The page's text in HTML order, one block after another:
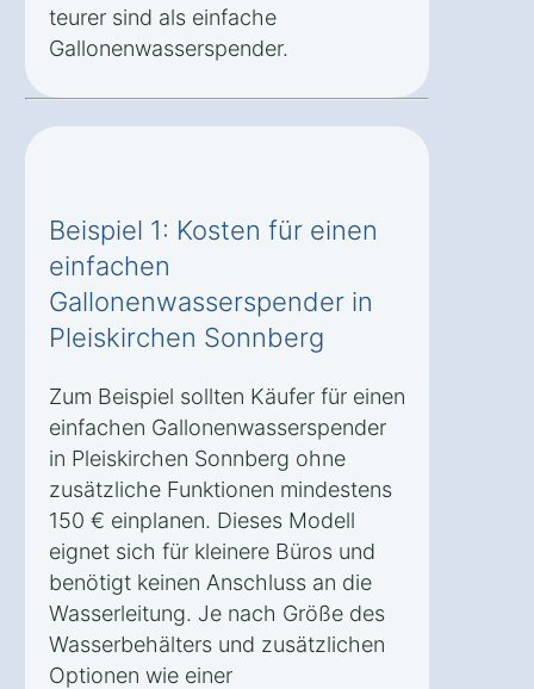
teurer sind als einfache
Gallonenwasserspender.
Beispiel 1: Kosten für einen
einfachen
Gallonenwasserspender in
Pleiskirchen Sonnberg
Zum Beispiel sollten Käufer für einen
einfachen Gallonenwasserspender
in Pleiskirchen Sonnberg ohne
zusätzliche Funktionen mindestens
150 € einplanen. Dieses Modell
eignet sich für kleinere Büros und
benötigt keinen Anschluss an die
Wasserleitung. Je nach Größe des
Wasserbehälters und zusätzlichen
Optionen wie einer